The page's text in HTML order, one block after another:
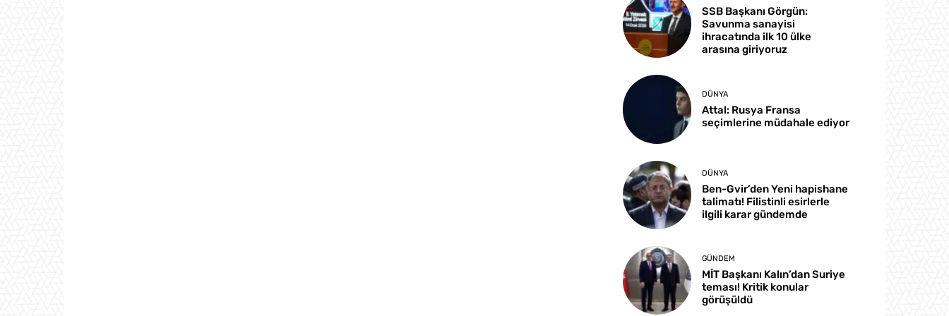
SSB Başkanı Görgün:
Savunma sanayisi
ihracatında ilk 10 ülke
arasına giriyoruz
DÜNYA
Attal: Rusya Fransa
seçimlerine müdahale ediyor
DÜNYA
Ben-Gvir’den Yeni hapishane
talimatı! Filistinli esirlerle
ilgili karar gündemde
GÜNDEM
MİT Başkanı Kalın’dan Suriye
teması! Kritik konular
görüşüldü